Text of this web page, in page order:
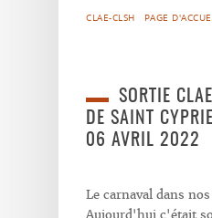
CLAE-CLSH PAGE
SORTIE
DE SAINT
06 AVRIL 2022
Le carnaval dans
Aujourd'hui c'était